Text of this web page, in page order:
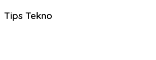
Tips Tekno